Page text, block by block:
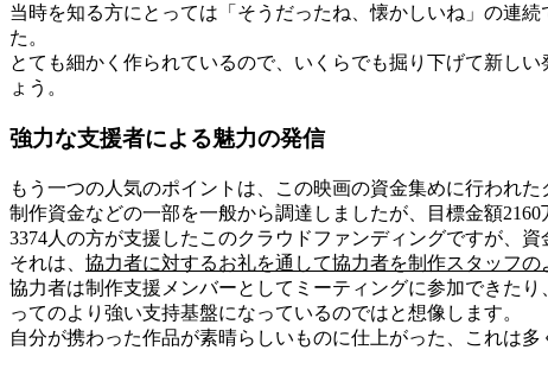
当時を知る方にとっては「そうだったね、懐かしいね」の連
た。
とても細かく作られているので、いくらでも掘り下げて新し
ょう。
強力な支援者による魅力の発信
もう一つの人気のポイントは、この映画の資金集めに行われ
制作資金などの一部を一般から調達しましたが、目標金額2160
3374人の方が支援したこのクラウドファンディングですが、
それは、 協力者に対するお礼を通して協力者を制作スタッフ
協力者は制作支援メンバーとしてミーティングに参加できた
ってのより強い支持基盤になっているのではと想像します。
自分が携わった作品が素晴らしいものに仕上がった、これは